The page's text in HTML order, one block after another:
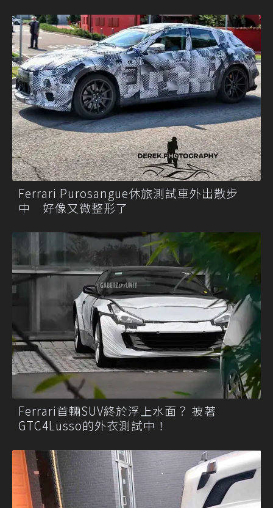
Ferrari Purosangue休旅測試車外出散步
中 好像又微整形了
Ferrari首輛SUV終於浮上水面？ 披著
GTC4Lusso的外衣測試中！